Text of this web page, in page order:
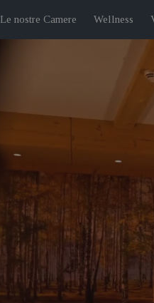
Le nostre Camere Wellness